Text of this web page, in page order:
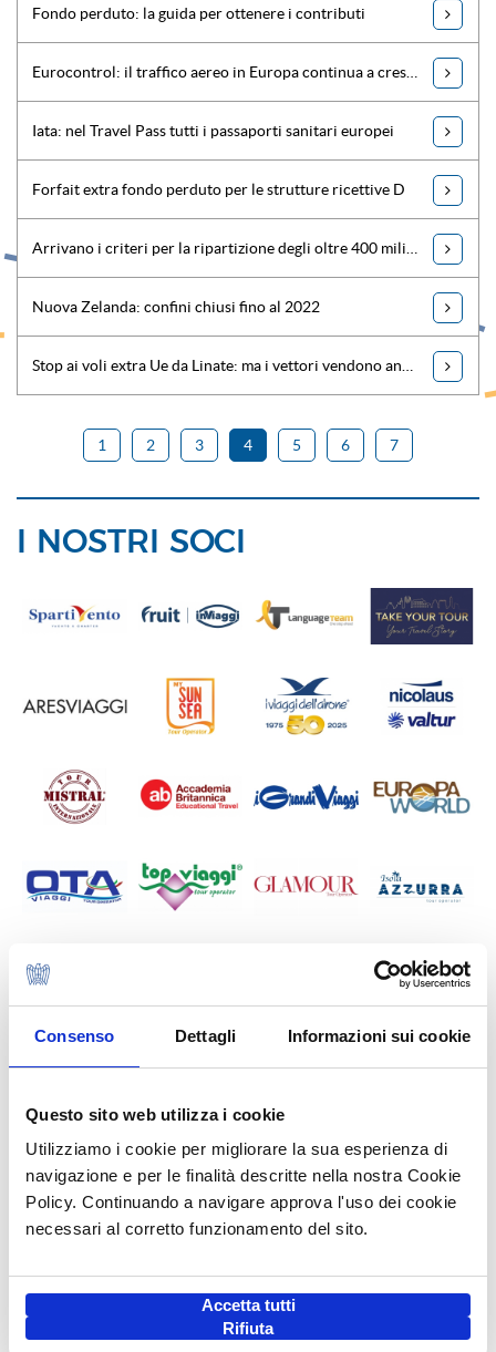
Consenso Dettagli Informazioni sui cookie
Questo sito web utilizza i cookie
Utilizziamo i cookie per migliorare la sua esperienza di
navigazione e per le finalità descritte nella nostra Cookie
Policy. Continuando a navigare approva l'uso dei cookie
necessari al corretto funzionamento del sito.
Accetta tutti
Rifiuta
Fondo perduto: la guida per ottenere i contributi
Iata: nel Travel Pass tutti i passaporti sanitari europei
Forfait extra fondo perduto per le strutture ricettive D
Nuova Zelanda: confini chiusi fino al 2022
1 2 3 4 5 6 7
I NOSTRI SOCI